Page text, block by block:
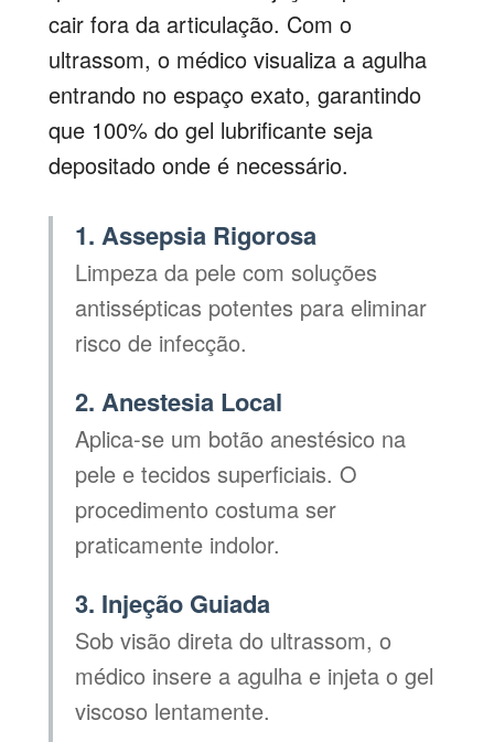
cair fora da articulação. Com o
ultrassom, o médico visualiza a agulha
entrando no espaço exato, garantindo
que 100% do gel lubrificante seja
depositado onde é necessário.
1. Assepsia Rigorosa
Limpeza da pele com soluções
antissépticas potentes para eliminar
risco de infecção.
2. Anestesia Local
Aplica-se um botão anestésico na
pele e tecidos superficiais. O
procedimento costuma ser
praticamente indolor.
3. Injeção Guiada
Sob visão direta do ultrassom, o
médico insere a agulha e injeta o gel
viscoso lentamente.